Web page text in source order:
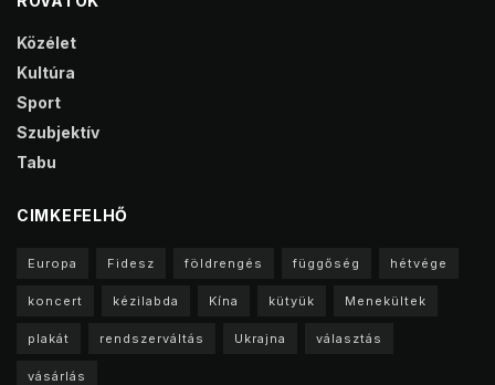
Közélet
Kultúra
Sport
Szubjektív
Tabu
CIMKEFELHŐ
Europa Fidesz földrengés függőség hétvége
koncert kézilabda Kína kütyük Menekültek
plakát rendszerváltás Ukrajna választás
vásárlás